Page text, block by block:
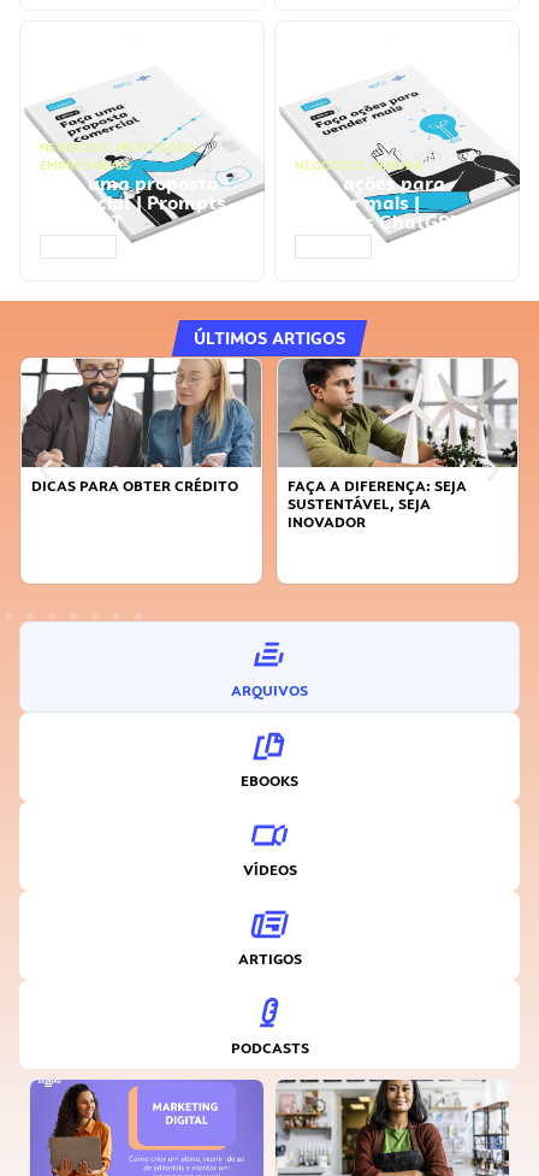
NEGÓCIOS, PROCESSOS
EMPRESARIAIS
Faça uma proposta
comercial | Prompts
ChatGPT
NEGÓCIOS, VENDAS
Faça ações para
vender mais |
Prompts ChatGPT
ÚLTIMOS ARTIGOS
DICAS PARA OBTER CRÉDITO
FAÇA A DIFERENÇA: SEJA
SUSTENTÁVEL, SEJA
INOVADOR
ARQUIVOS
EBOOKS
VÍDEOS
ARTIGOS
PODCASTS